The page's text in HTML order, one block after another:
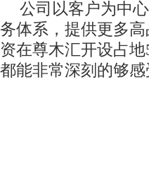
公司以客户为中
务体系，提供更多
资在尊木汇开设占
都能非常深刻的够